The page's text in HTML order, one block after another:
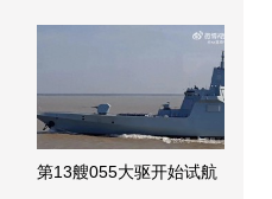
第13艘055大驱开始试航